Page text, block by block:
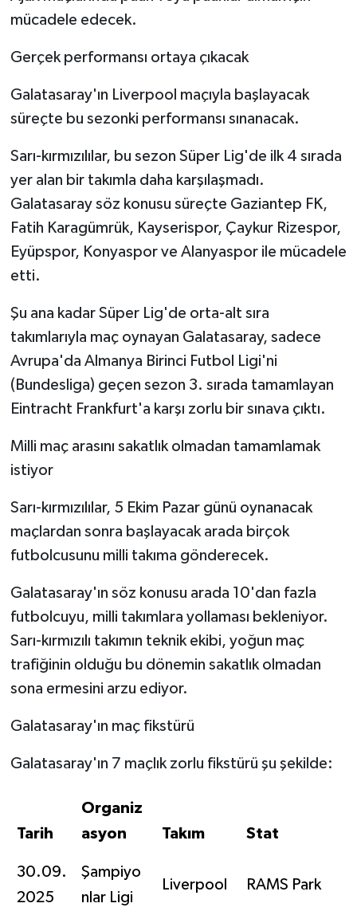
mücadele edecek.
Gerçek performansı ortaya çıkacak
Galatasaray'ın Liverpool maçıyla başlayacak
süreçte bu sezonki performansı sınanacak.
Sarı-kırmızılılar, bu sezon Süper Lig'de ilk 4 sırada
yer alan bir takımla daha karşılaşmadı.
Galatasaray söz konusu süreçte Gaziantep FK,
Fatih Karagümrük, Kayserispor, Çaykur Rizespor,
Eyüpspor, Konyaspor ve Alanyaspor ile mücadele
etti.
Şu ana kadar Süper Lig'de orta-alt sıra
takımlarıyla maç oynayan Galatasaray, sadece
Avrupa'da Almanya Birinci Futbol Ligi'ni
(Bundesliga) geçen sezon 3. sırada tamamlayan
Eintracht Frankfurt'a karşı zorlu bir sınava çıktı.
Milli maç arasını sakatlık olmadan tamamlamak
istiyor
Sarı-kırmızılılar, 5 Ekim Pazar günü oynanacak
maçlardan sonra başlayacak arada birçok
futbolcusunu milli takıma gönderecek.
Galatasaray'ın söz konusu arada 10'dan fazla
futbolcuyu, milli takımlara yollaması bekleniyor.
Sarı-kırmızılı takımın teknik ekibi, yoğun maç
trafiğinin olduğu bu dönemin sakatlık olmadan
sona ermesini arzu ediyor.
Galatasaray'ın maç fikstürü
Galatasaray'ın 7 maçlık zorlu fikstürü şu şekilde:
Tarih
Organiz
asyon
Takım Stat
30.09.
2025
Şampiyo
nlar Ligi
Liverpool RAMS Park